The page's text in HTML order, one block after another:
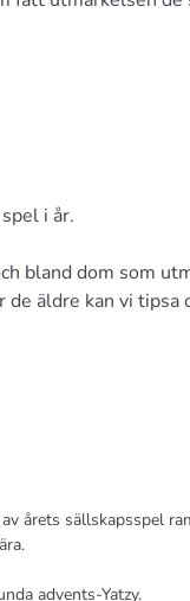
spel i år.
bland dom som
de äldre kan vi tipsa
årets sällskapsspel
advents-Yatzy.